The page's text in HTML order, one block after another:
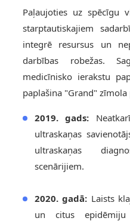
Paļaujoties uz spēcīgu
starptautiskajiem
integrē resursus un
darbības robežas.
medicīnisko ierakstu
paplašina "Grand"
2019. gads:
ultraskaņas
ultraskaņas
scenārijiem.
2020. gadā: Laists
un citus epidēmiju